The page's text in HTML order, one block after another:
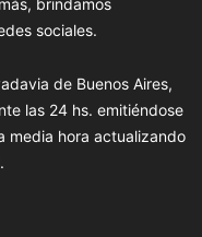
sociales.
de Buenos Aires,
las 24 hs. emitiéndose
media hora actualizando